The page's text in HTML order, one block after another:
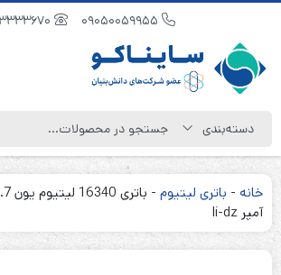
خانه - باتری لیتیوم -
آمپر li-dz